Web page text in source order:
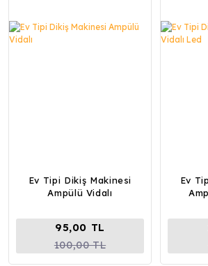
Ev Tipi Dikiş Makinesi
Ampülü Vidalı
95,00 TL
100,00 TL
Ev